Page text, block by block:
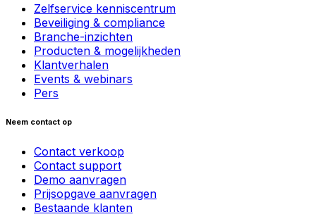
Zelfservice kenniscentrum
Beveiliging & compliance
Branche-inzichten
Producten & mogelijkheden
Klantverhalen
Events & webinars
Pers
Neem contact op
Contact verkoop
Contact support
Demo aanvragen
Prijsopgave aanvragen
Bestaande klanten